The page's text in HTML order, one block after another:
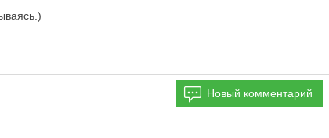
Новый комментарий